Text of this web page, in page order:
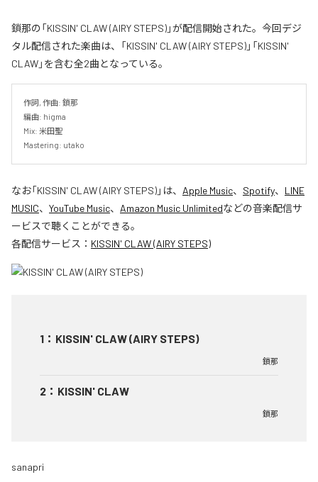
鎖那の「KISSIN' CLAW (AIRY STEPS)」が配信開始された。今回デジ
タル配信された楽曲は、「KISSIN' CLAW (AIRY STEPS)」「KISSIN'
CLAW」を含む全2曲となっている。
作詞, 作曲: 鎖那
編曲: higma
Mix: 米田聖
Mastering: utako
なお「KISSIN' CLAW (AIRY STEPS)」は、 Apple Music、 Spotify、 LINE
MUSIC、 YouTube Music、 Amazon Music Unlimitedなどの音楽配信サ
ービスで聴くことができる。
各配信サービス： KISSIN' CLAW (AIRY STEPS)
1 ： KISSIN' CLAW (AIRY STEPS)
鎖那
2 ： KISSIN' CLAW
鎖那
sanapri